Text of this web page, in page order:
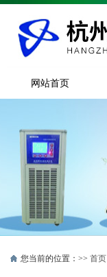
网站首页
您当前的位置：>> 首页